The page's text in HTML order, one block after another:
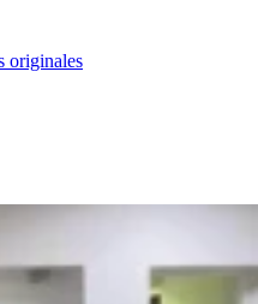
originales